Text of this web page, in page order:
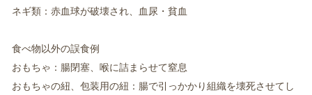
ネギ類：赤血球が破壊され、血尿・貧血
食べ物以外の誤食例
おもちゃ：腸閉塞、喉に詰まらせて窒息
おもちゃの紐、包装用の紐：腸で引っかかり組織を壊死させてし